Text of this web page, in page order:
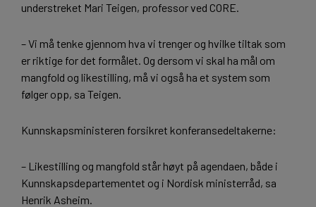
understreket Mari Teigen, professor ved CORE.
– Vi må tenke gjennom hva vi trenger og hvilke tiltak som
er riktige for det formålet. Og dersom vi skal ha mål om
mangfold og likestilling, må vi også ha et system som
følger opp, sa Teigen.
Kunnskapsministeren forsikret konferansedeltakerne:
– Likestilling og mangfold står høyt på agendaen, både i
Kunnskapsdepartementet og i Nordisk ministerråd, sa
Henrik Asheim.